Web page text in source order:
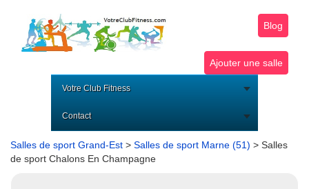
Blog
Ajouter une salle
Votre Club Fitness
Contact
Salles de sport Grand-Est > Salles de sport Marne (51) > Salles
de sport Chalons En Champagne